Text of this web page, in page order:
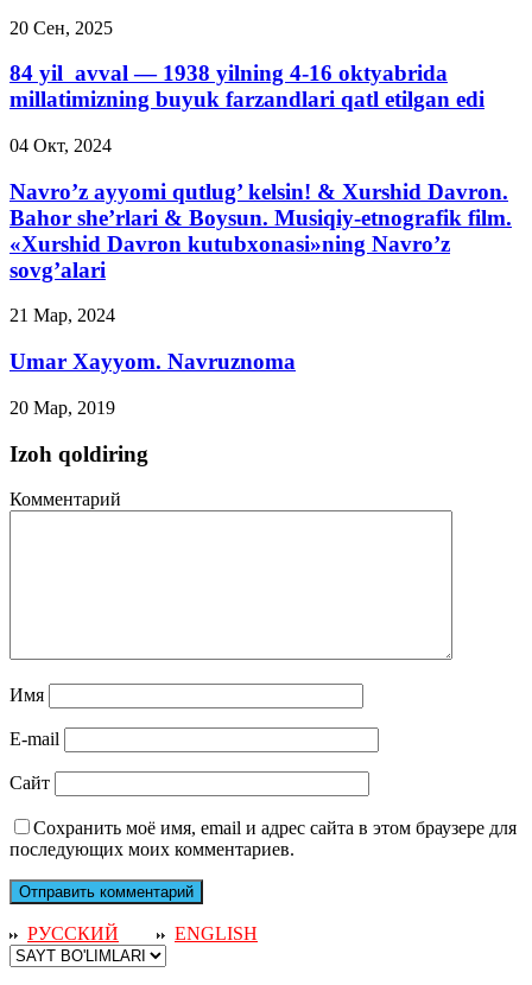
20 Сен, 2025
84 yil avval — 1938 yilning 4-16 oktyabrida
millatimizning buyuk farzandlari qatl etilgan edi
04 Окт, 2024
Navro’z ayyomi qutlug’ kelsin! & Xurshid Davron.
Bahor she’rlari & Boysun. Musiqiy-etnografik film.
«Xurshid Davron kutubxonasi»ning Navro’z
sovg’alari
21 Мар, 2024
Umar Xayyom. Navruznoma
20 Мар, 2019
Izoh qoldiring
Комментарий
Имя
E-mail
Сайт
Сохранить моё имя, email и адрес сайта в этом браузере для
последующих моих комментариев.
РУССКИЙ ENGLISH